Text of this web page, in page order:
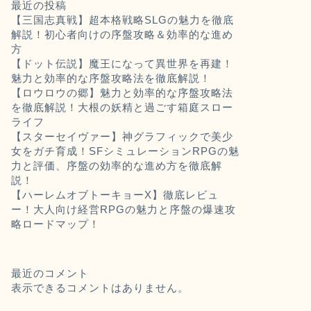
最近の投稿
【三国志真戦】超本格戦略SLGの魅力を徹底
解説！初心者向けの序盤攻略＆効率的な進め
方
【ドット伝説】魔王になって異世界を再建！
魅力と効率的な序盤攻略法を徹底解説！
【ロウロウの郷】魅力と効率的な序盤攻略法
を徹底解説！大根の妖精と過ごす箱庭スロー
ライフ
【スターセイヴァー】神グラフィックで美少
女をガチ育成！SFシミュレーションRPGの魅
力と評価、序盤の効率的な進め方を徹底解
説！
【ハーレムオブトーキョーX】徹底レビュ
ー！大人向け経営RPGの魅力と序盤の爆速攻
略ロードマップ！
最近のコメント
表示できるコメントはありません。